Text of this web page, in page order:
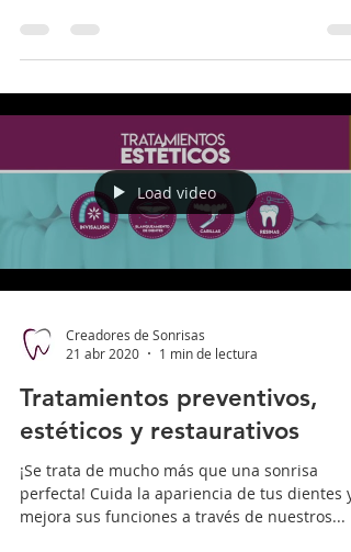
Load video
Creadores de Sonrisas
21 abr 2020
1 min de lectura
Tratamientos preventivos,
estéticos y restaurativos
¡Se trata de mucho más que una sonrisa
perfecta! Cuida la apariencia de tus dientes y
mejora sus funciones a través de nuestros...